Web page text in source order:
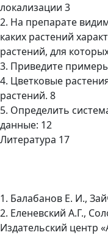
локализации 3
2. На препарате
каких растений
растений, для
3. Приведите
4. Цветковые
растений. 8
5. Определить
данные: 12
Литература 17
1. Балабанов Е. И.,
2. Еленевский А.Г.,
Издательский центр